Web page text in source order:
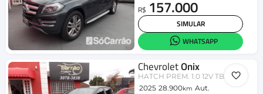
R$ 157.000
SIMULAR
WHATSAPP
ChevroletOnix
HATCH PREM. 1.0 12V TB Flex 5p Aut.
2025 28.900km Aut.